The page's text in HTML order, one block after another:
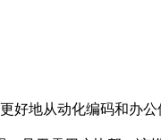
从动化编码和办公